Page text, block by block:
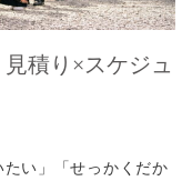
積り×スケジュ
たい」「せっかくだか